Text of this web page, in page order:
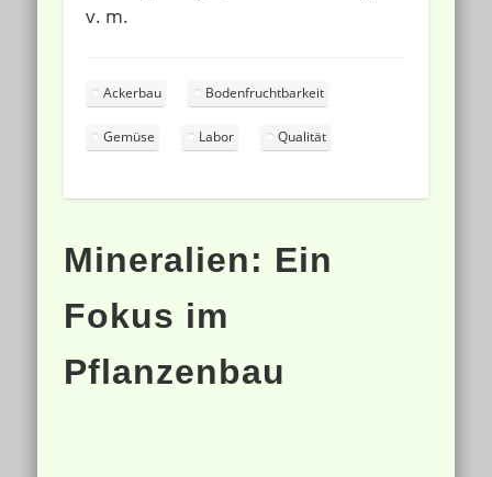
v. m.
Ackerbau Bodenfruchtbarkeit
Gemüse Labor Qualität
Mineralien: Ein
Fokus im
Pflanzenbau